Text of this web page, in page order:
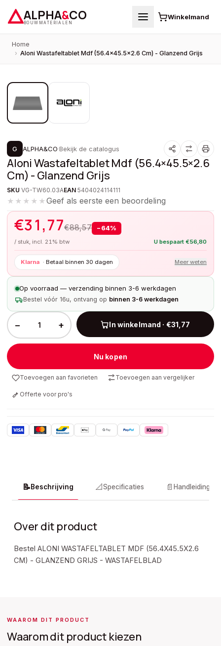
ALPHA&CO
BOUWMATERIALEN
Winkelmand
Home
› Aloni Wastafeltablet Mdf (56.4×45.5×2.6 Cm) - Glanzend Grijs
PROMOTIE
G ALPHA&CO·Bekijk de catalogus
Aloni Wastafeltablet Mdf (56.4×45.5×2.6
Cm) - Glanzend Grijs
SKU VG-TW60.03AEAN 5404024114111
★★★★★Geef als eerste een beoordeling
€31,77€88,57 − 64%
/ stuk, incl. 21% btw U bespaart €56,80
Klarna · Betaal binnen 30 dagen Meer weten
Op voorraad — verzending binnen 3-6 werkdagen
Bestel vóór 16u, ontvang op binnen 3-6 werkdagen
− + In winkelmand · €31,77
Nu kopen
Toevoegen aan favorieten Toevoegen aan vergelijker
Offerte voor pro's
📝Beschrijving 📐Specificaties 📄 Handleidingen
Over dit product
Bestel ALONI WASTAFELTABLET MDF (56.4X45.5X2.6
CM) - GLANZEND GRIJS - WASTAFELBLAD
WAAROM DIT PRODUCT
Waarom dit product kiezen